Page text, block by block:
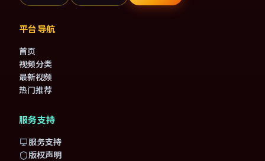
平台导航
首页
视频分类
最新视频
热门推荐
服务支持
服务支持
版权声明